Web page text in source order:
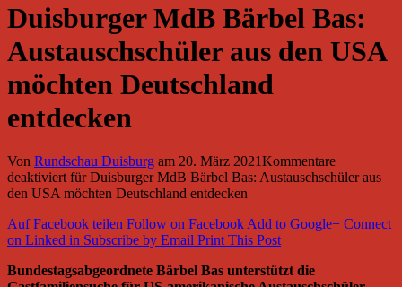
Duisburger MdB Bärbel Bas:
Austauschschüler aus den USA
möchten Deutschland
entdecken
Von Rundschau Duisburg am 20. März 2021Kommentare
deaktiviertfür Duisburger MdB Bärbel Bas: Austauschschüler aus
den USA möchten Deutschland entdecken
Auf Facebook teilen Follow on FacebookAdd to Google+ Connect
on Linked in Subscribe by Email Print This Post
Bundestagsabgeordnete Bärbel Bas unterstützt die